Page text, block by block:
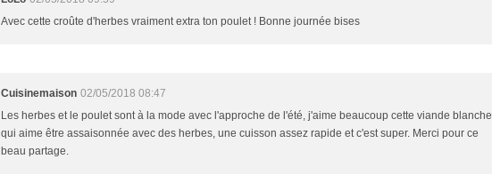
Avec cette croûte d'herbes vraiment extra ton poulet ! Bonne journée bises
Cuisinemaison 02/05/2018 08:47
Les herbes et le poulet sont à la mode avec l'approche de l'été, j'aime beaucoup cette viande blanche
qui aime être assaisonnée avec des herbes, une cuisson assez rapide et c'est super. Merci pour ce
beau partage.